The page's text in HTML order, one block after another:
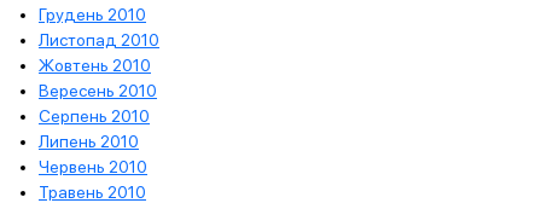
Грудень 2010
Листопад 2010
Жовтень 2010
Вересень 2010
Серпень 2010
Липень 2010
Червень 2010
Травень 2010